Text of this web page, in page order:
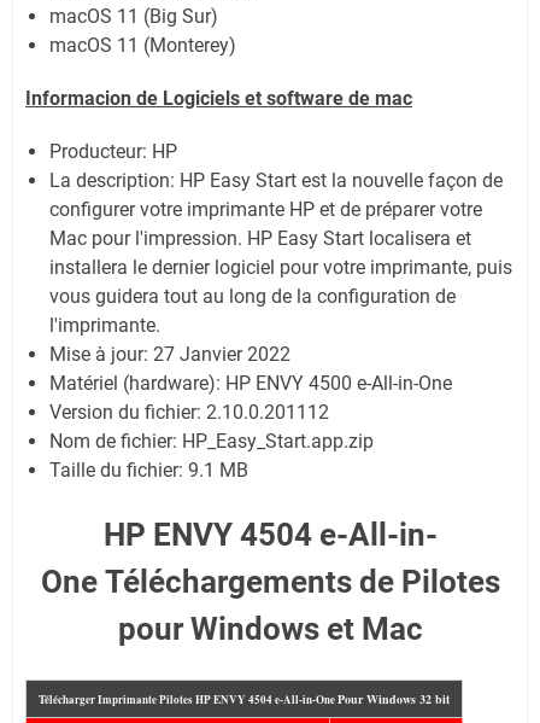
macOS 11 (Big Sur)
macOS 11 (Monterey)
Informacion de Logiciels et software de mac
Producteur: HP
La description: HP Easy Start est la nouvelle façon de
configurer votre imprimante HP et de préparer votre
Mac pour l'impression. HP Easy Start localisera et
installera le dernier logiciel pour votre imprimante, puis
vous guidera tout au long de la configuration de
l'imprimante.
Mise à jour: 27 Janvier 2022
Matériel (hardware): HP ENVY 4500 e-All-in-One
Version du fichier: 2.10.0.201112
Nom de fichier: HP_Easy_Start.app.zip
Taille du fichier: 9.1 MB
HP ENVY 4504 e-All-in-
One Téléchargements de Pilotes
pour Windows et Mac
Télécharger Imprimante Pilotes HP ENVY 4504 e-All-in-OnePourWindows 32 bit